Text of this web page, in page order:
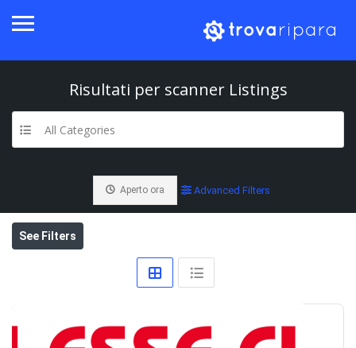
Risultati per scannerListings
All Categories
Aperto ora Advanced Filters
See Filters